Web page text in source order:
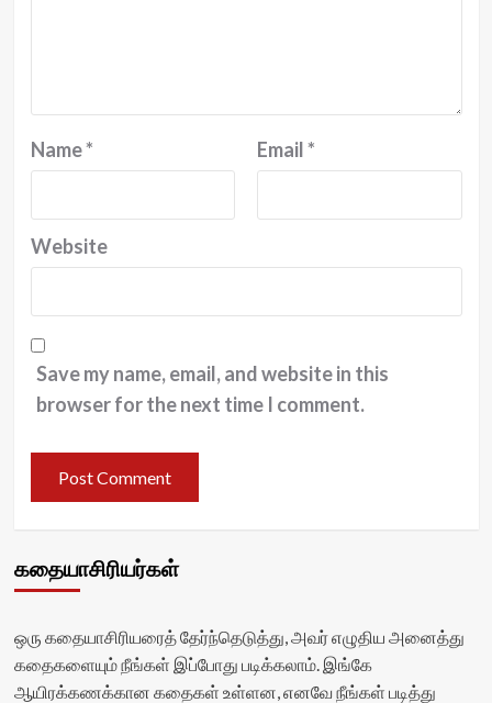
Name* Email*
Website
Save my name, email, and website in this
browser for the next time I comment.
கதையாசிரியர்கள்
ஒரு கதையாசிரியரைத் தேர்ந்தெடுத்து, அவர் எழுதிய அனைத்து
கதைகளையும் நீங்கள் இப்போது படிக்கலாம். இங்கே
ஆயிரக்கணக்கான கதைகள் உள்ளன, எனவே நீங்கள் படித்து